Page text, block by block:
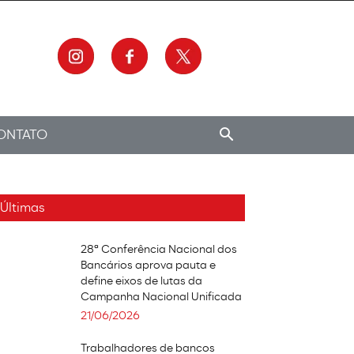
Últimas
28ª Conferência Nacional dos
Bancários aprova pauta e
define eixos de lutas da
Campanha Nacional Unificada
21/06/2026
Trabalhadores de bancos